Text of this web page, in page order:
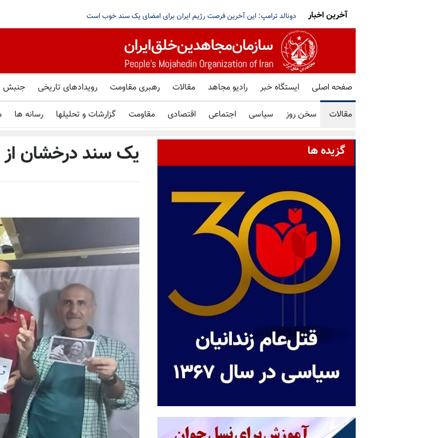
برپایی چوبه‌های دار در شهرهای مختلف در وحشت از قیام، دست کم ۲۶ اعدام در اخراج شده واحد تعمیر و نگهداری پتروشیمی
آخرین اخبار
صفحه اصلی ایستگاه خبر رادیو مجاهد مقالات رهبری مقاومت رویدادهای تاریخی جنبش
مقالات سخن روز سیاسی اجتماعی اقتصادی مقاومت گزارشات و تحلیلها رسانه ها
یک سند درخشان از گزیده ها